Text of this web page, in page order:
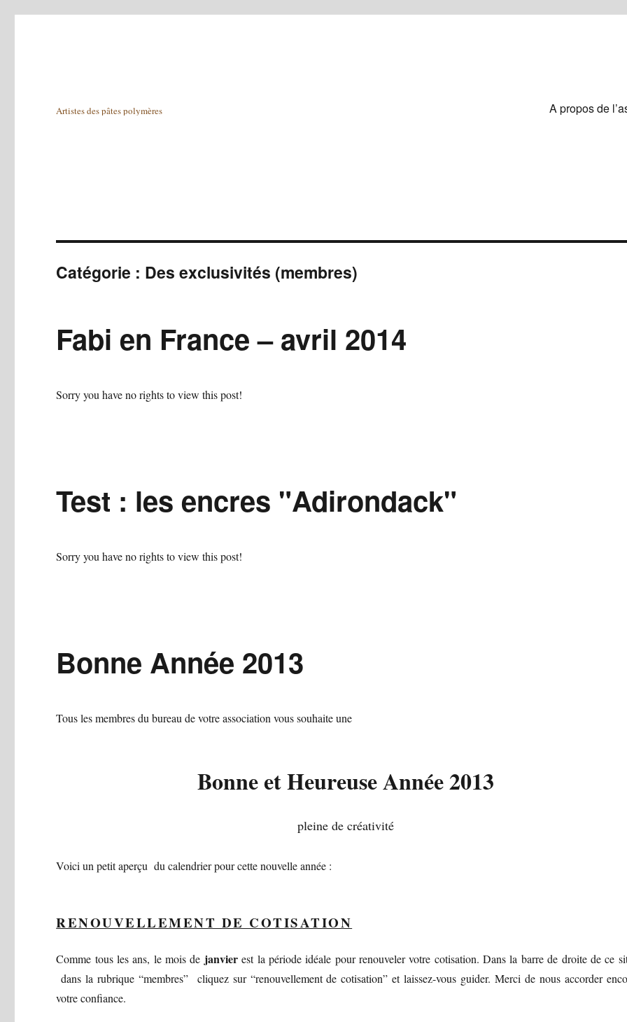
Artistes des pâtes polymères A propos de
Catégorie : Des exclusivités (membres)
Fabi en France – avril 2014
Sorry you have no rights to view this post!
Test : les encres "Adirondack"
Sorry you have no rights to view this post!
Bonne Année 2013
Tous les membres du bureau de votre association vous souhaite une
Bonne et Heureuse Année 2013
pleine de créativité
Voici un petit aperçu du calendrier pour cette nouvelle année :
RENOUVELLEMENT DE COTISATION
Comme tous les ans, le mois de janvierest la période idéale pour renouveler votre cotisation. Dans la barre de droite de ce
dans la rubrique “membres” cliquez sur “renouvellement de cotisation” et laissez-vous guider. Merci de nous accorder
votre confiance.